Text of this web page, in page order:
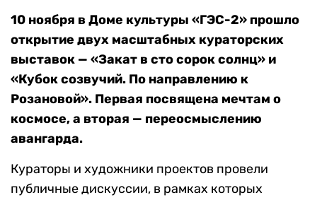
10 ноября в Доме культуры «ГЭС-2» прошло
открытие двух масштабных кураторских
выставок — «Закат в сто сорок солнц» и
«Кубок созвучий. По направлению к
Розановой». Первая посвящена мечтам о
космосе, а вторая — переосмыслению
авангарда.
Кураторы и художники проектов провели
публичные дискуссии, в рамках которых